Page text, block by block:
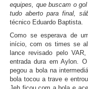
equipes, que buscam o
tudo aberto para final,
técnico Eduardo Baptista.
Como se esperava de
início, com os times se
lance revisado pelo
entrada dura em Aylon.
pegou a bola na
bola tocou a trave e